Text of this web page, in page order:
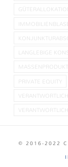
GÜTERALLOKATION
IMMOBILIENBLASE
LANGLEBIGE
PRIVATE EQUITY
© 2016-2022